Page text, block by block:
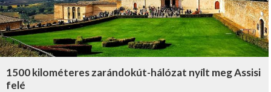
1500 kilométeres zarándokút-hálózat nyílt meg Assisi
felé